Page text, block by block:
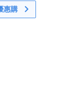
惠購